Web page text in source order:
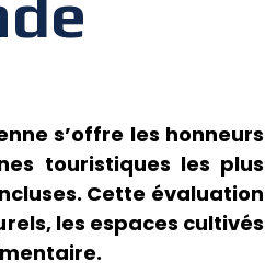
s’offre les honneurs
touristiques les plus
Cette évaluation
les espaces cultivés